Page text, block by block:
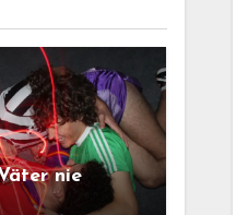
nie